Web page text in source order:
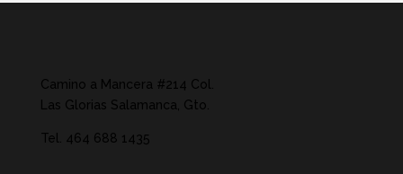
Camino a Mancera #214 Col.
Las Glorias Salamanca, Gto.
Tel. 464 688 1435